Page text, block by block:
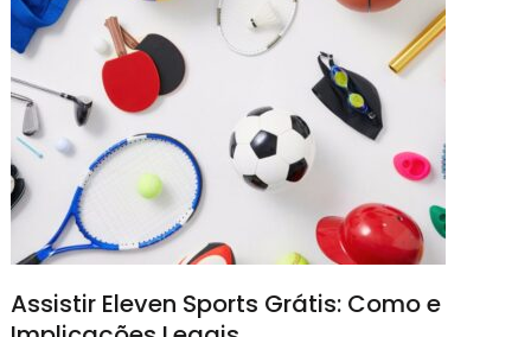
Assistir Eleven Sports Grátis: Como e